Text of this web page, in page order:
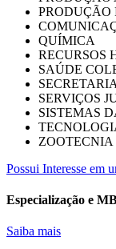
QUÍMICA
RECURSOS
SAÚDE
SERVIÇOS
SISTEMAS
ZOOTECNIA
Possui Interesse em
Especialização e
Saiba mais